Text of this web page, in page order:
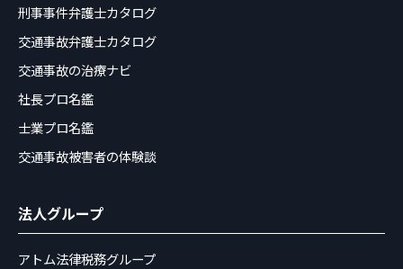
刑事事件弁護士カタログ
交通事故弁護士カタログ
交通事故の治療ナビ
社長プロ名鑑
士業プロ名鑑
交通事故被害者の体験談
法人グループ
アトム法律税務グループ